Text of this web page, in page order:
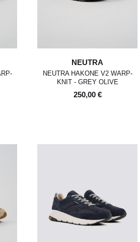
NEUTRA
NEUTRA HAKONE V2 WARP-
KNIT - GREY OLIVE
250,00 €